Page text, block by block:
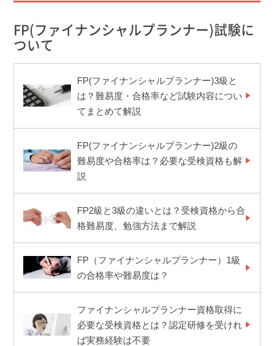
FP(ファイナンシャルプランナー)試験に
ついて
FP(ファイナンシャルプランナー)3級と
は？難易度・合格率など試験内容につい
てまとめて解説
FP(ファイナンシャルプランナー)2級の
難易度や合格率は？必要な受検資格も解
説
FP2級と3級の違いとは？受検資格から合
格難易度、勉強方法まで解説
FP（ファイナンシャルプランナー）1級
の合格率や難易度は？
ファイナンシャルプランナー資格取得に
必要な受検資格とは？認定研修を受けれ
ば実務経験は不要